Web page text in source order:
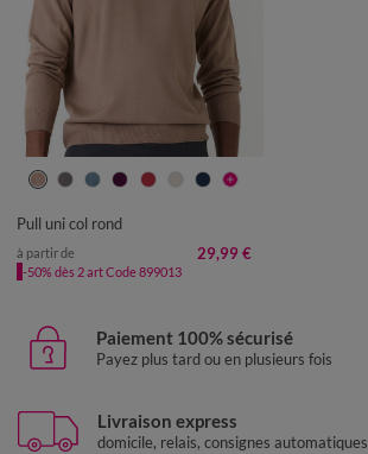
S M L XL XXL 3XL 4XL
Pull uni col rond
à partir de 29,99 €
-50% dès 2 art Code 899013
Paiement 100% sécurisé
Payez plus tard ou en plusieurs fois
Livraison express
domicile, relais, consignes automatiques